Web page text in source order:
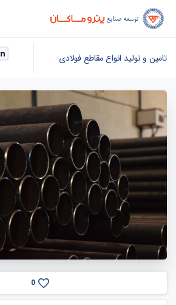
تامین و تولید انواع مقاطع فولادی
0